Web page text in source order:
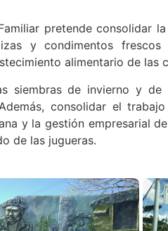
pretende consolidar
y condimentos
alimentario de las
siembras de invierno y de
consolidar el
y la gestión empresarial
de las jugueras.